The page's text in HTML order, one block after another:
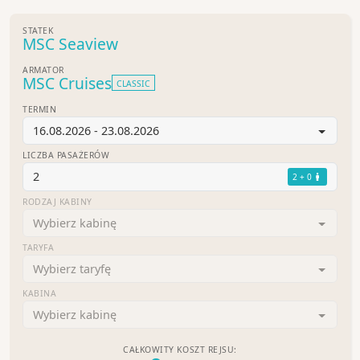
STATEK
MSC Seaview
ARMATOR
MSC Cruises CLASSIC
TERMIN
16.08.2026 - 23.08.2026
LICZBA PASAŻERÓW
2 2 + 0
RODZAJ KABINY
Wybierz kabinę
TARYFA
Wybierz taryfę
KABINA
Wybierz kabinę
CAŁKOWITY KOSZT REJSU: